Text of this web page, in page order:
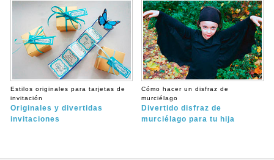
Estilos originales para tarjetas de
invitación
Originales y divertidas
invitaciones
Cómo hacer un disfraz de
murciélago
Divertido disfraz de
murciélago para tu hija